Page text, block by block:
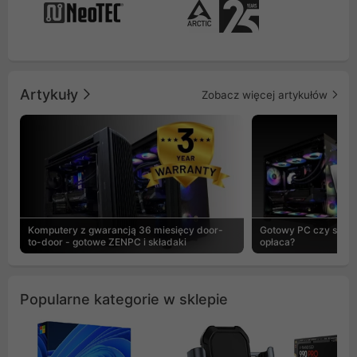
Artykuły Zobacz więcej artykułów
Komputery z gwarancją 36 miesięcy door-
to-door - gotowe ZENPC i składaki
Gotowy PC czy
opłaca?
Popularne kategorie w sklepie